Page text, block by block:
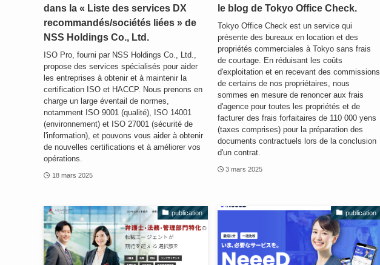
dans la « Liste des services DX
recommandés/sociétés liées » de
NSS Holdings Co., Ltd.
ISO Pro, fourni par NSS Holdings Co., Ltd.,
propose des services spécialisés pour aider
les entreprises à obtenir et à maintenir la
certification ISO et HACCP. Nous prenons en
charge un large éventail de normes,
notamment ISO 9001 (qualité), ISO 14001
(environnement) et ISO 27001 (sécurité de
l'information), et pouvons vous aider à obtenir
de nouvelles certifications et à améliorer vos
opérations.
18 mars 2025
le blog de Tokyo Office Check.
Tokyo Office Check est un service qui
présente des bureaux en location et des
propriétés commerciales à Tokyo sans frais
de courtage. En réduisant les coûts
d'exploitation et en recevant des commissions
de certains de nos propriétaires, nous
sommes en mesure de renoncer aux frais
d'agence pour toutes les propriétés et de
facturer des frais forfaitaires de 110 000 yens
(taxes comprises) pour la préparation des
documents contractuels lors de la conclusion
d'un contrat.
3 mars 2025
publication publication